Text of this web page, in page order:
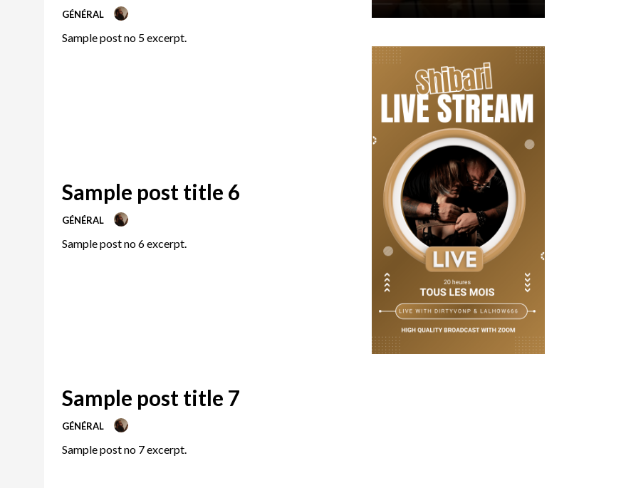
GÉNÉRAL
Sample post no 5 excerpt.
Sample post title 6
GÉNÉRAL
Sample post no 6 excerpt.
Sample post title 7
GÉNÉRAL
Sample post no 7 excerpt.